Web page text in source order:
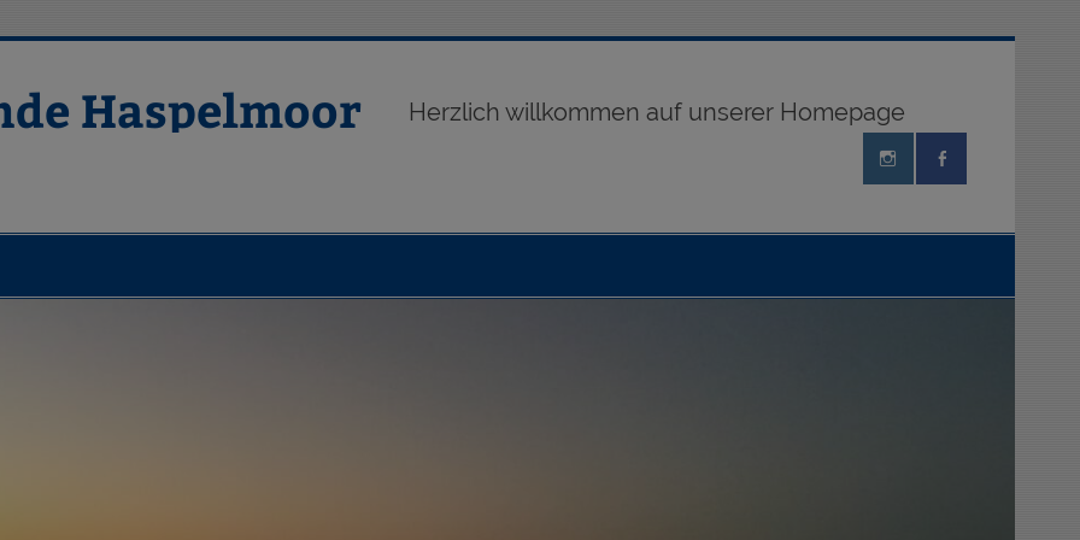
Haspelmoor Herzlich willkommen auf unserer Homepage